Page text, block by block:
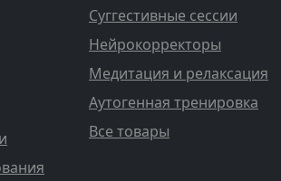
Суггестивные сессии
Нейрокорректоры
Медитация и релаксация
Аутогенная тренировка
Все товары